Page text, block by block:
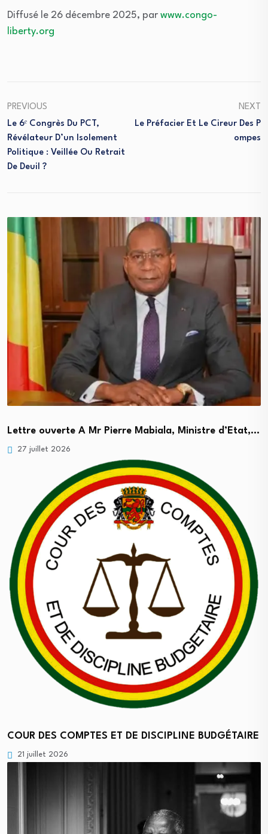
Diffusé le 26 décembre 2025, par www.congo-
liberty.org
PREVIOUS
Le 6ᵉ Congrès Du PCT,
Révélateur D’un Isolement
Politique : Veillée Ou Retrait
De Deuil ?
NEXT
Le Préfacier Et Le Cireur Des P
Ompes
Lettre ouverte A Mr Pierre Mabiala, Ministre d’Etat,…
27 juillet 2026
COUR DES COMPTES ET DE DISCIPLINE BUDGÉTAIRE
21 juillet 2026